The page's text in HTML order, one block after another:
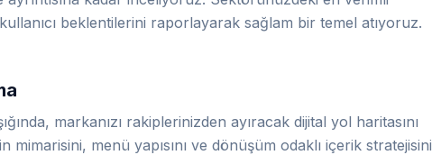
beklentilerini raporlayarak sağlam bir temel atıyoruz.
markanızı rakiplerinizden ayıracak dijital yol haritasını
mimarisini, menü yapısını ve dönüşüm odaklı içerik stratejisini